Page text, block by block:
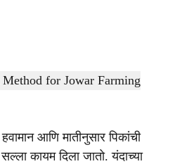
Farming-Agrowon
हवामान आणि मातीनुसार पिकांची
कायम दिला जातो. यंदाच्या